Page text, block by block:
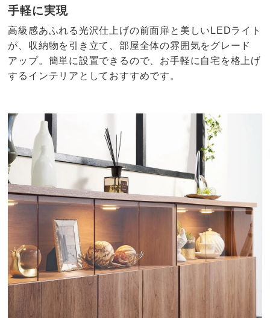
手軽に実現
高級感あふれる光沢仕上げの前面扉と美しいLEDライト
が、収納物を引き立て、部屋全体の雰囲気をグレード
アップ。簡単に設置できるので、お手軽に自宅を格上げ
するインテリアとしておすすめです。